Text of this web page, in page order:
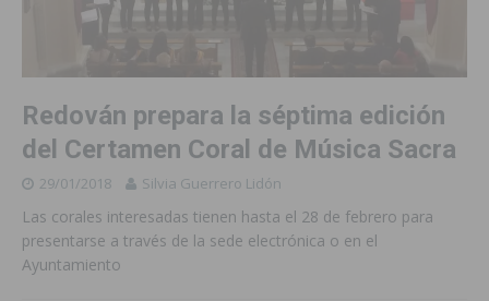
Redován prepara la séptima edición
del Certamen Coral de Música Sacra
29/01/2018 Silvia Guerrero Lidón
Las corales interesadas tienen hasta el 28 de febrero para
presentarse a través de la sede electrónica o en el
Ayuntamiento